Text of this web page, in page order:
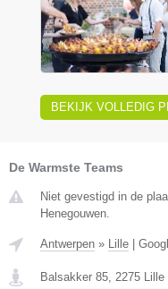
BEKIJK VOLLEDIG
De Warmste Teams
Niet gevestigd in de
Henegouwen.
Antwerpen » Lille |
Balsakker 85 2275 Lille